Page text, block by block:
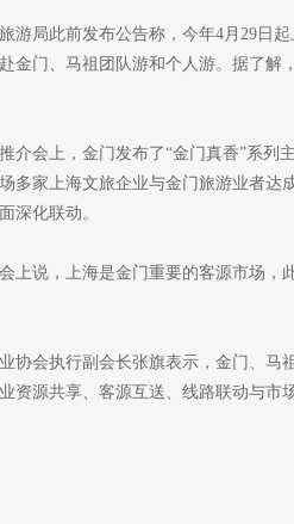
游局此前发布公告称，今年4月29日
金门、马祖团队游和个人游。据了解
介会上，金门发布了“金门真香”系列
多家上海文旅企业与金门旅游业者达
深化联动。
上说，上海是金门重要的客源市场，
协会执行副会长张旗表示，金门、马
资源共享、客源互送、线路联动与市